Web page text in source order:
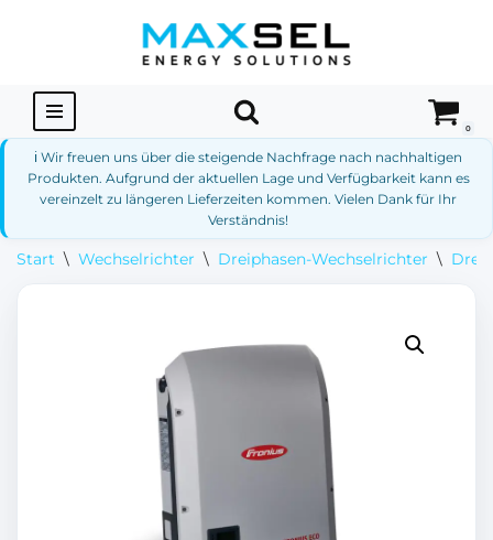
springen
0
ℹ️ Wir freuen uns über die steigende Nachfrage nach nachhaltigen
Produkten. Aufgrund der aktuellen Lage und Verfügbarkeit kann es
vereinzelt zu längeren Lieferzeiten kommen. Vielen Dank für Ihr
Verständnis!
Start \ Wechselrichter \ Dreiphasen-Wechselrichter \